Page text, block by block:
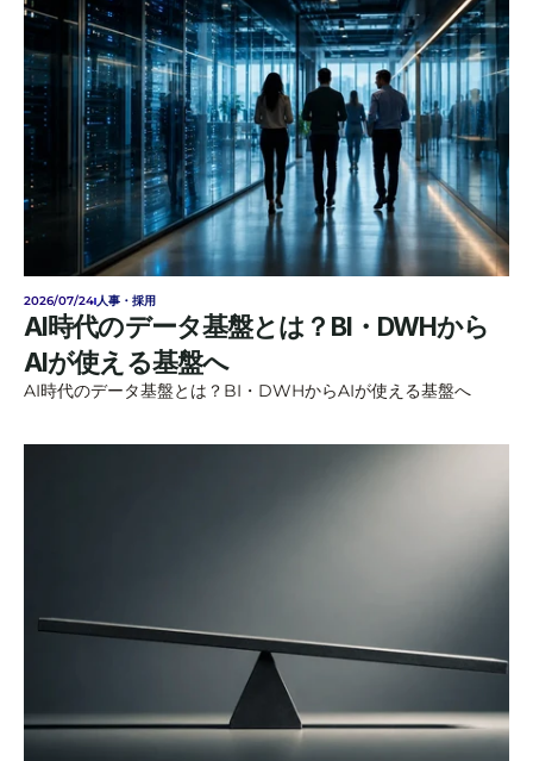
2026/07/24 人事・採用
AI時代のデータ基盤とは？BI・DWHから
AIが使える基盤へ
AI時代のデータ基盤とは？BI・DWHからAIが使える基盤へ